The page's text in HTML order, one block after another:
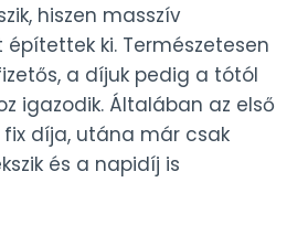
hiszen masszív
ki. Természetesen
a díjuk pedig a tótól
igazodik. Általában az első
díja, utána már csak
és a napidíj is